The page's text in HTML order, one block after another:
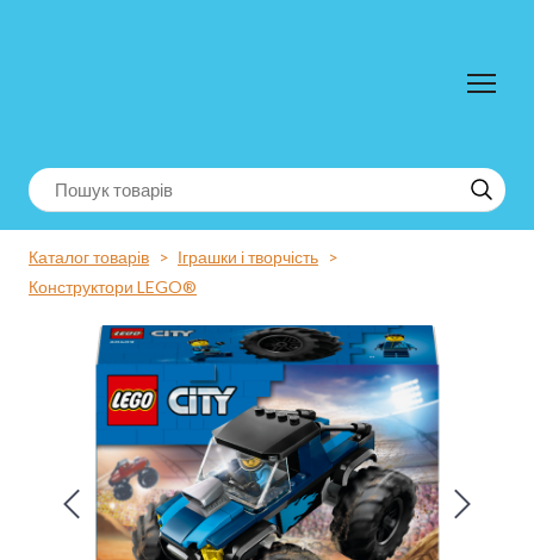
Каталог товарів
Іграшки і творчість
Конструктори LEGO®